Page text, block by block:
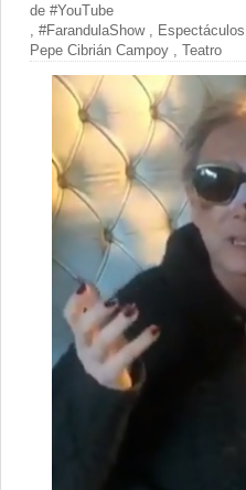
de #YouTube
#FarandulaShow, Espectáculos
Pepe Cibrián Campoy
Teatro